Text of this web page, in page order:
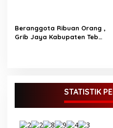
Beranggota Ribuan Orang ,
Grib Jaya Kabupaten Tebo
STATISTIK